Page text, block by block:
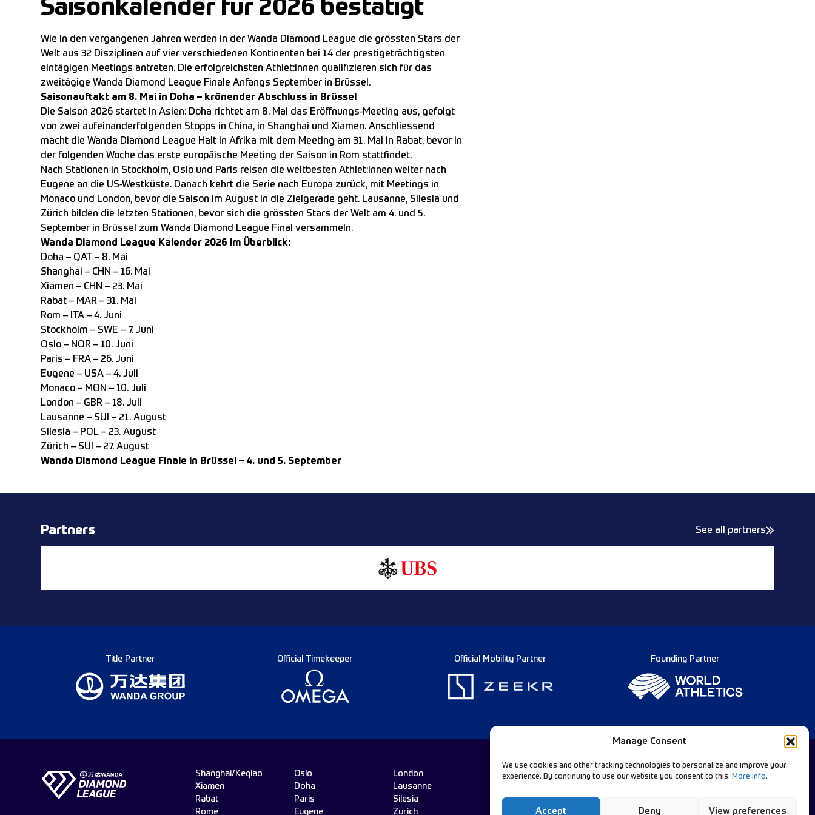
Manage Consent
We use cookies and other tracking technologies to personalize and improve your
experience. By continuing to use our website you consent to this. More info.
Accept Deny View preferences
Saisonkalender für 2026 bestätigt
Wie in den vergangenen Jahren werden in der Wanda Diamond League die grössten Stars der
Welt aus 32 Disziplinen auf vier verschiedenen Kontinenten bei 14 der prestigeträchtigsten
eintägigen Meetings antreten. Die erfolgreichsten Athlet:innen qualifizieren sich für das
zweitägige Wanda Diamond League Finale Anfangs September in Brüssel.
Saisonauftakt am 8. Mai in Doha – krönender Abschluss in Brüssel
Die Saison 2026 startet in Asien: Doha richtet am 8. Mai das Eröffnungs-Meeting aus, gefolgt
von zwei aufeinanderfolgenden Stopps in China, in Shanghai und Xiamen. Anschliessend
macht die Wanda Diamond League Halt in Afrika mit dem Meeting am 31. Mai in Rabat, bevor in
der folgenden Woche das erste europäische Meeting der Saison in Rom stattfindet.
Nach Stationen in Stockholm, Oslo und Paris reisen die weltbesten Athlet:innen weiter nach
Eugene an die US-Westküste. Danach kehrt die Serie nach Europa zurück, mit Meetings in
Monaco und London, bevor die Saison im August in die Zielgerade geht. Lausanne, Silesia und
Zürich bilden die letzten Stationen, bevor sich die grössten Stars der Welt am 4. und 5.
September in Brüssel zum Wanda Diamond League Final versammeln.
Wanda Diamond League Kalender 2026 im Überblick:
Doha – QAT – 8. Mai
Shanghai – CHN – 16. Mai
Xiamen – CHN – 23. Mai
Rabat – MAR – 31. Mai
Rom – ITA – 4. Juni
Stockholm – SWE – 7. Juni
Oslo – NOR – 10. Juni
Paris – FRA – 26. Juni
Eugene – USA – 4. Juli
Monaco – MON – 10. Juli
London – GBR – 18. Juli
Lausanne – SUI – 21. August
Silesia – POL – 23. August
Zürich – SUI – 27. August
Wanda Diamond League Finale in Brüssel – 4. und 5. September
Partners See all partners
Title Partner Official Timekeeper Official Mobility Partner Founding Partner
Shanghai/Keqiao
Xiamen
Rabat
Rome
Oslo
Doha
Paris
Eugene
London
Lausanne
Silesia
Zurich
Deutsch